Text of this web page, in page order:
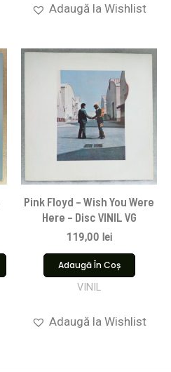
Adaugă la Wishlist
Pink Floyd ‎– Wish You Were
Here – Disc VINIL VG
119,00 lei
Adaugă În Coș
VINIL
Adaugă la Wishlist